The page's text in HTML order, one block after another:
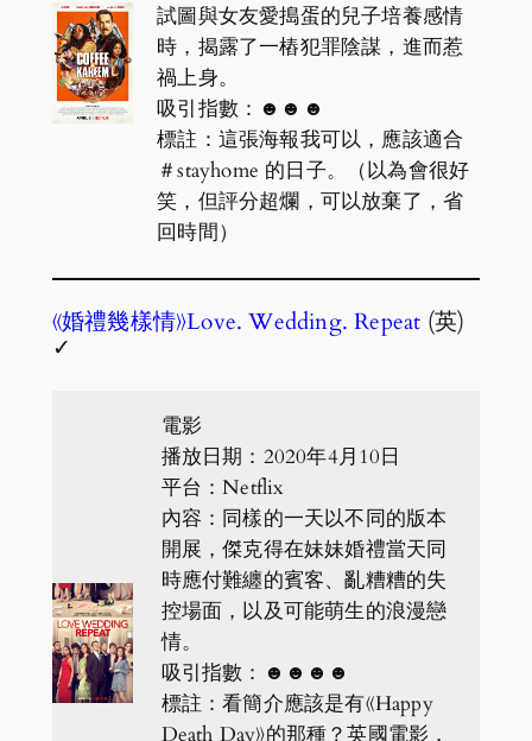
試圖與女友愛搗蛋的兒子培養感情
時，揭露了一樁犯罪陰謀，進而惹
禍上身。
吸引指數：☻☻☻
標註：這張海報我可以，應該適合
＃stayhome 的日子。（以為會很好
笑，但評分超爛，可以放棄了，省
回時間）
《婚禮幾樣情》Love. Wedding. Repeat (英)
✓
電影
播放日期：2020年4月10日
平台：Netflix
內容：同樣的一天以不同的版本
開展，傑克得在妹妹婚禮當天同
時應付難纏的賓客、亂糟糟的失
控場面，以及可能萌生的浪漫戀
情。
吸引指數：☻☻☻☻
標註：看簡介應該是有《Happy
Death Day》的那種？英國電影，